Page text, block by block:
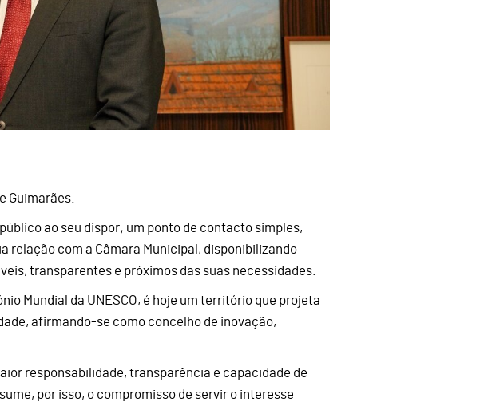
Guimarães.
ao seu dispor; um ponto de contacto simples,
relação com a Câmara Municipal, disponibilizando
transparentes e próximos das suas necessidades.
Mundial da UNESCO, é hoje um território que projeta
afirmando-se como concelho de inovação,
responsabilidade, transparência e capacidade de
por isso, o compromisso de servir o interesse